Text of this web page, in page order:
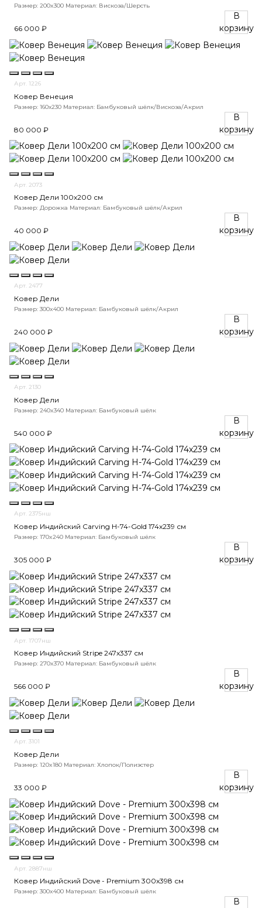
Размер: 200x300 Материал: Вискоза/Шерсть
66 000 ₽
В
корзину
Арт. 1226
Ковер Венеция
Размер: 160х230 Материал: Бамбуковый шёлк/Вискоза/Акрил
80 000 ₽
В
корзину
Арт. 2073
Ковер Дели 100х200 см
Размер: Дорожка Материал: Бамбуковый шёлк/Акрил
40 000 ₽
В
корзину
Арт. 2477
Ковер Дели
Размер: 300x400 Материал: Бамбуковый шёлк/Акрил
240 000 ₽
В
корзину
Арт. 2130
Ковер Дели
Размер: 240x340 Материал: Бамбуковый шёлк
540 000 ₽
В
корзину
Арт. 2375нш
Ковер Индийский Carving H-74-Gold 174x239 см
Размер: 170x240 Материал: Бамбуковый шёлк
305 000 ₽
В
корзину
Арт. 1707нш
Ковер Индийский Stripe 247x337 см
Размер: 270x370 Материал: Бамбуковый шёлк
566 000 ₽
В
корзину
Арт. 3101
Ковер Дели
Размер: 120x180 Материал: Хлопок/Полиэстер
33 000 ₽
В
корзину
Арт. 2887нш
Ковер Индийский Dove - Premium 300x398 см
Размер: 300x400 Материал: Бамбуковый шёлк
В